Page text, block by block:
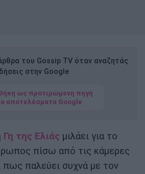
του Gossip TV όταν αναζητάς
στην Google
ως προτιμώμενη πηγή
αποτελέσματα Google
Γη της Ελιάς μιλάει για το
πίσω από τις κάμερες
παλεύει συχνά με τον